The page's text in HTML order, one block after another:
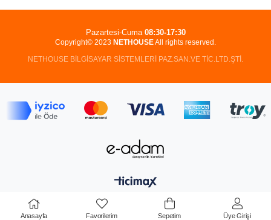
Copyright© 2023 NETHOUSEAll rights reserved.
NETHOUSE BİLGİSAYAR SİSTEMLERİ PAZ.SAN.VE TİC.LTD.ŞTİ.
Pazartesi-Cuma 08:30-17:30
Anasayfa Favorilerim Sepetim Üye Girişi